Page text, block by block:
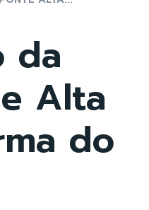
da
Alta
do